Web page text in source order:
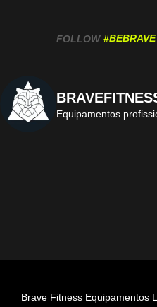
FOLLOW #BEBRAVE
Equipamentos
Brave Fitness Equipamentos